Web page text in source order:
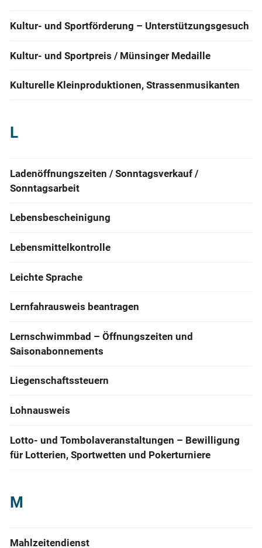
Kultur- und Sportförderung – Unterstützungsgesuch
Kultur- und Sportpreis / Münsinger Medaille
Kulturelle Kleinproduktionen, Strassenmusikanten
L
Ladenöffnungszeiten / Sonntagsverkauf /
Sonntagsarbeit
Lebensbescheinigung
Lebensmittelkontrolle
Leichte Sprache
Lernfahrausweis beantragen
Lernschwimmbad – Öffnungszeiten und
Saisonabonnements
Liegenschaftssteuern
Lohnausweis
Lotto- und Tombolaveranstaltungen – Bewilligung
für Lotterien, Sportwetten und Pokerturniere
M
Mahlzeitendienst